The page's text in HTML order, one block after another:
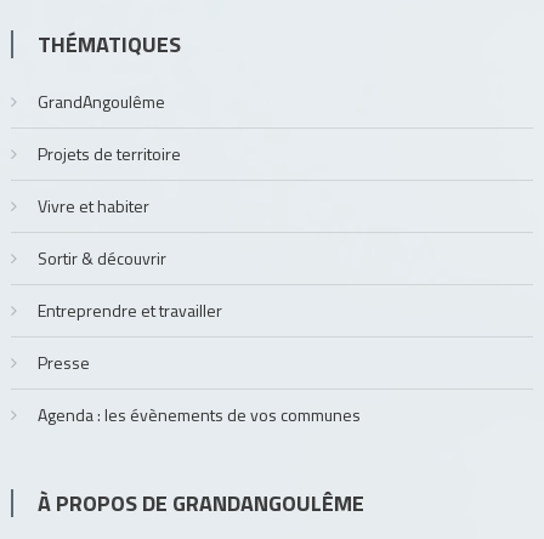
THÉMATIQUES
GrandAngoulême
Projets de territoire
Vivre et habiter
Sortir & découvrir
Entreprendre et travailler
Presse
Agenda : les évènements de vos communes
À PROPOS DE GRANDANGOULÊME